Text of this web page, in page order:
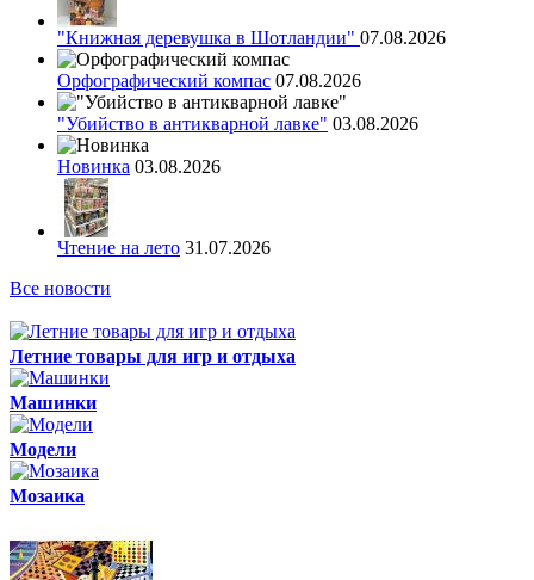
"Книжная деревушка в Шотландии" 07.08.2026
Орфографический компас 07.08.2026
"Убийство в антикварной лавке" 03.08.2026
Новинка 03.08.2026
Чтение на лето 31.07.2026
Все новости
Летние товары для игр и отдыха
Машинки
Модели
Мозаика